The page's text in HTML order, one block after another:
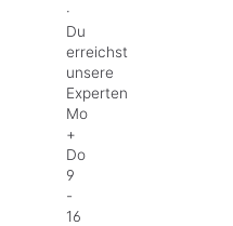
·
Du
erreichst
unsere
Experten
Mo
+
Do
9
-
16